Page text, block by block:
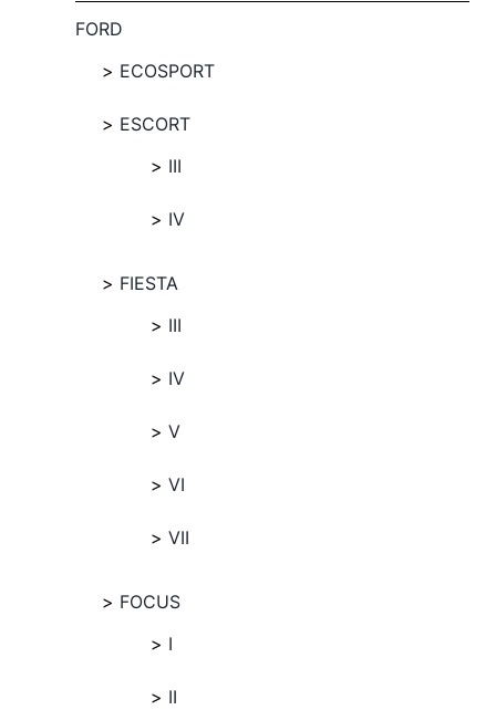
FORD
ECOSPORT
ESCORT
III
IV
FIESTA
III
IV
V
VI
VII
FOCUS
I
II